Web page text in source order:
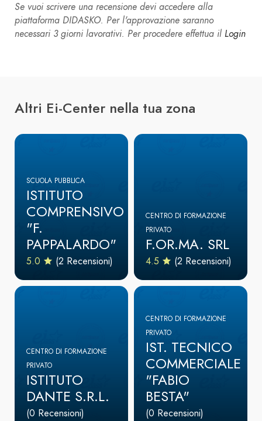
Se vuoi scrivere una recensione devi accedere alla
piattaforma DIDASKO. Per l'approvazione saranno
necessari 3 giorni lavorativi. Per procedere effettua il Login
Altri Ei-Center nella tua zona
SCUOLA PUBBLICA
ISTITUTO
COMPRENSIVO
"F.
PAPPALARDO"
5.0 (2 Recensioni)
CENTRO DI FORMAZIONE
PRIVATO
F.OR.MA. SRL
4.5 (2 Recensioni)
CENTRO DI FORMAZIONE
PRIVATO
ISTITUTO
DANTE S.R.L.
(0 Recensioni)
CENTRO DI FORMAZIONE
PRIVATO
IST. TECNICO
COMMERCIALE
"FABIO
BESTA"
(0 Recensioni)